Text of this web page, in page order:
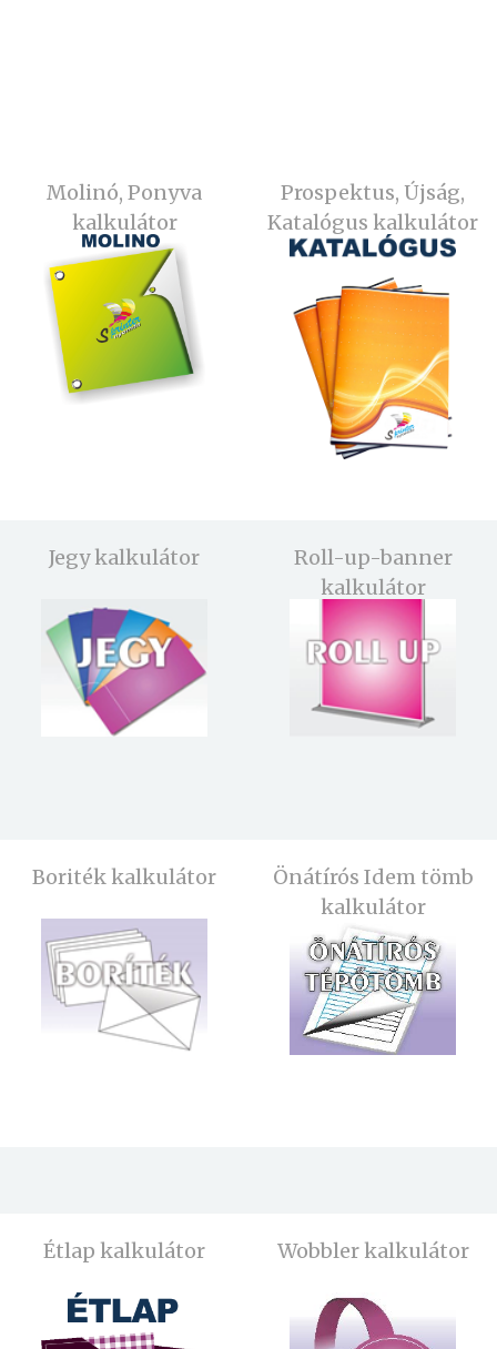
Molinó, Ponyva
kalkulátor
Prospektus, Újság,
Katalógus kalkulátor
Jegy kalkulátor
Roll-up-banner
kalkulátor
Boriték kalkulátor
Önátírós Idem tömb
kalkulátor
Étlap kalkulátor Wobbler kalkulátor